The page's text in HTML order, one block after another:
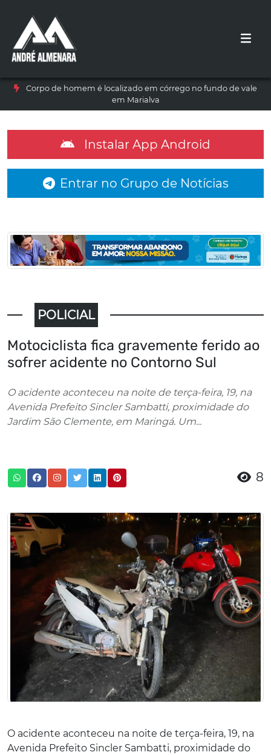
Corpo de homem é localizado em córrego no fundo de vale
em Marialva
Instalar App Android
Entrar no Grupo de Notícias
POLICIAL
Motociclista fica gravemente ferido ao
sofrer acidente no Contorno Sul
O acidente aconteceu na noite de terça-feira, 19, na
Avenida Prefeito Sincler Sambatti, proximidade do
Jardim São Clemente, em Maringá. Um...
8
O acidente aconteceu na noite de terça-feira, 19, na
Avenida Prefeito Sincler Sambatti, proximidade do